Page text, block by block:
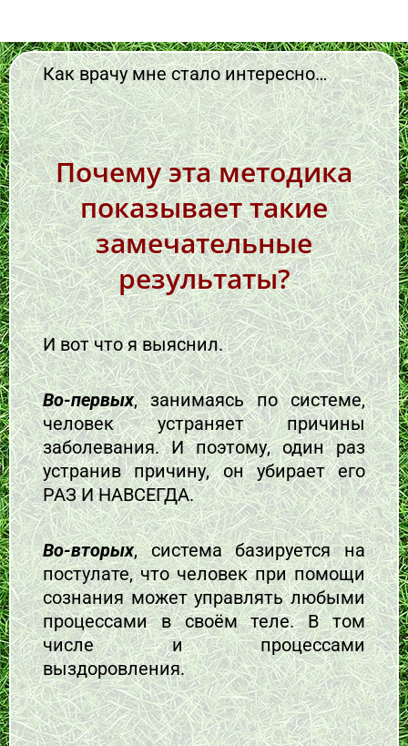
Как врачу мне стало интересно…
Почему эта методика
показывает такие
замечательные
результаты?
И вот что я выяснил.
Во-первых, занимаясь по системе,
человек устраняет причины
заболевания. И поэтому, один раз
устранив причину, он убирает его
РАЗ И НАВСЕГДА.
Во-вторых, система базируется на
постулате, что человек при помощи
сознания может управлять любыми
процессами в своём теле. В том
числе и процессами
выздоровления.